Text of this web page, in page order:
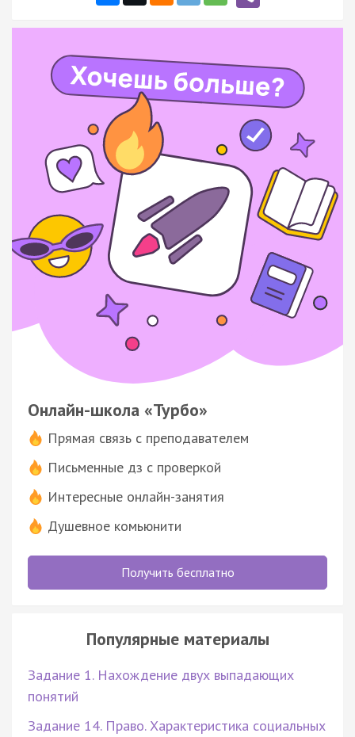
Онлайн-школа «Турбо»
Прямая связь с преподавателем
Письменные дз с проверкой
Интересные онлайн-занятия
Душевное комьюнити
Получить бесплатно
Популярные материалы
Задание 1. Нахождение двух выпадающих
понятий
Задание 14. Право. Характеристика социальных